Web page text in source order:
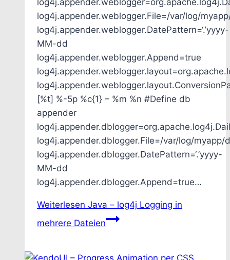
log4j.appender.weblogger.File=/var/log/
log4j.appender.weblogger.DatePattern=‘.’yyyy-
MM-dd
log4j.appender.weblogger.Append=true
[%t] %-5p %c{1} – %m %n #Define db
appender
log4j.appender.dblogger.File=/var/log/myapp/
log4j.appender.dblogger.DatePattern=‘.’yyyy-
MM-dd
log4j.appender.dblogger.Append=true…
Weiterlesen Java – log4j Logging in
mehrere Dateien